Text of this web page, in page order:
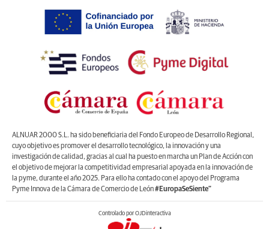
ALNUAR 2000 S.L. ha sido beneficiaria del Fondo Europeo de Desarrollo Regional,
cuyo objetivo es promover el desarrollo tecnológico, la innovación y una
investigación de calidad, gracias al cual ha puesto en marcha un Plan de Acción con
el objetivo de mejorar la competitividad empresarial apoyada en la innovación de
la pyme, durante el año 2025. Para ello ha contado con el apoyo del Programa
Pyme Innova de la Cámara de Comercio de León#EuropaSeSiente”
Controlado por OJDinteractiva